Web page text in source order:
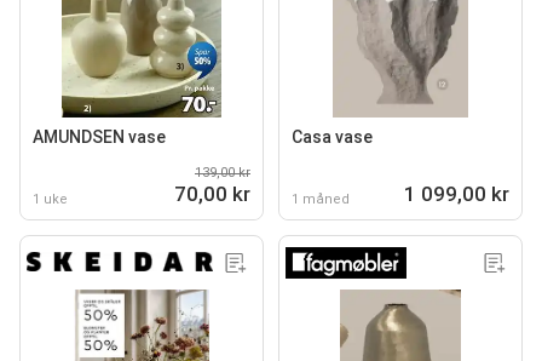
AMUNDSEN vase
1 uke
139,00 kr
70,00 kr
Casa vase
1 måned 1 099,00 kr